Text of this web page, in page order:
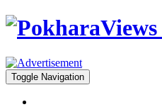
Toggle Navigation